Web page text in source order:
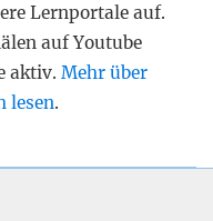
Lernportale auf.
auf Youtube
aktiv. Mehr über
lesen.